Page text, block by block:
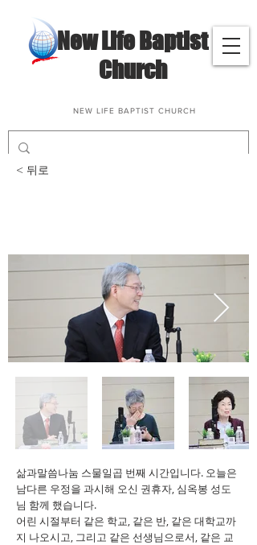
​New Life Baptist
Church
NEW LIFE BAPTIST CHURCH
< 뒤로
삶과말씀나눔 스물일곱 번째 시간입니다. 오늘은
남다른 우정을 과시해 오신 권휴자, 심옥봉 성도
님 함께 했습니다.
어린 시절부터 같은 학교, 같은 반, 같은 대학교까
지 나오시고, 그리고 같은 선생님으로서, 같은 교